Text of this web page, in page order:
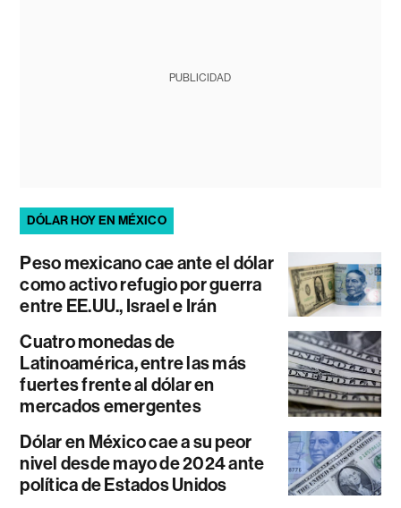
PUBLICIDAD
DÓLAR HOY EN MÉXICO
Peso mexicano cae ante el dólar
como activo refugio por guerra
entre EE.UU., Israel e Irán
Cuatro monedas de
Latinoamérica, entre las más
fuertes frente al dólar en
mercados emergentes
Dólar en México cae a su peor
nivel desde mayo de 2024 ante
política de Estados Unidos